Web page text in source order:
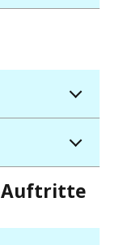
Auftritte